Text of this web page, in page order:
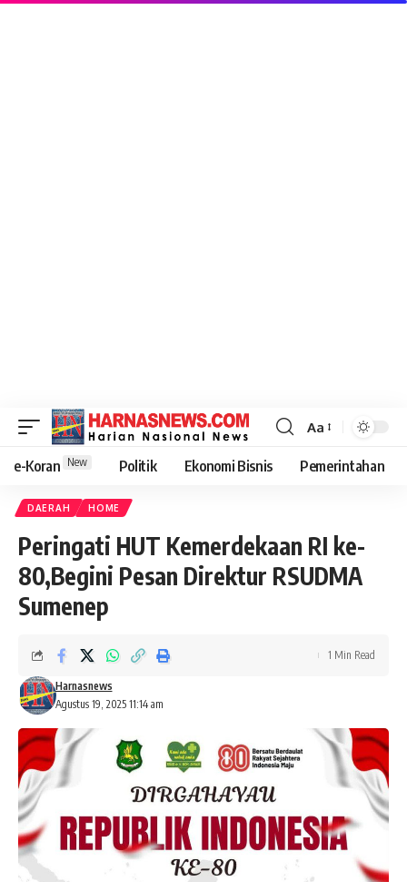
Aa
e-Koran New Politik Ekonomi Bisnis Pemerintahan
DAERAH HOME
Peringati HUT Kemerdekaan RI ke-
80,Begini Pesan Direktur RSUDMA
Sumenep
Agustus 19, 2025 11:14 am
Harnasnews
1 Min Read